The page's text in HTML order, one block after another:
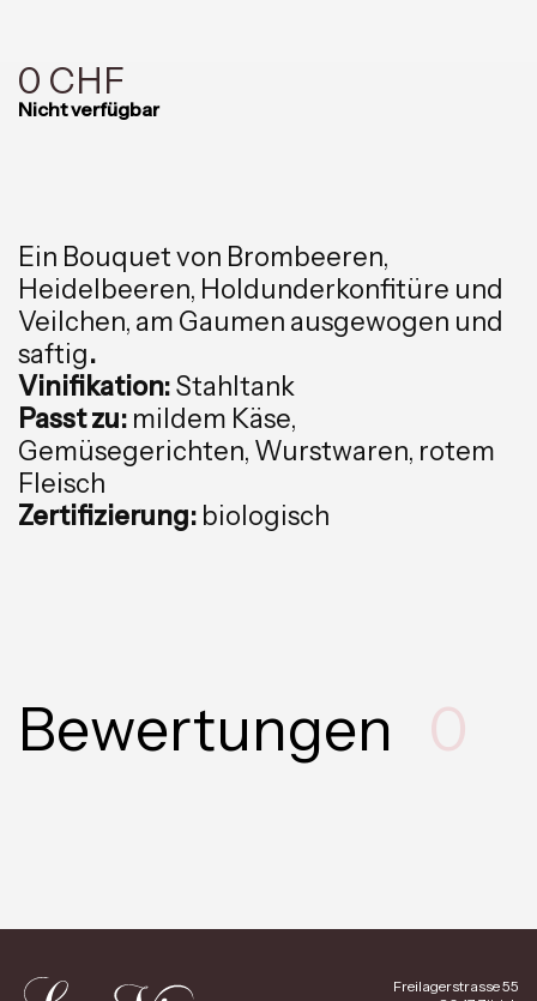
0 CHF
Nicht verfügbar
Ein Bouquet von Brombeeren,
Heidelbeeren, Holdunderkonfitüre und
Veilchen, am Gaumen ausgewogen und
saftig.
Vinifikation:Stahltank
Passt zu: mildem Käse,
Gemüsegerichten, Wurstwaren, rotem
Fleisch
Zertifizierung: biologisch
Bewertungen 0
Freilagerstrasse 55